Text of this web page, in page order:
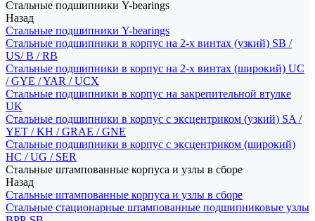
Стальные подшипники Y-bearings
Назад
Стальные подшипники Y-bearings
Стальные подшипники в корпус на 2-х винтах (узкий) SB /
US/ B / RB
Стальные подшипники в корпус на 2-х винтах (широкий) UC
/ GYE / YAR / UCX
Стальные подшипники в корпус на закрепительной втулке
UK
Стальные подшипники в корпус с эксцентриком (узкий) SA /
YET / KH / GRAE / GNE
Стальные подшипники в корпус с эксцентриком (широкий)
HC / UG / SER
Стальные штампованные корпуса и узлы в сборе
Назад
Стальные штампованные корпуса и узлы в сборе
Стальные стационарные штампованные подшипниковые узлы